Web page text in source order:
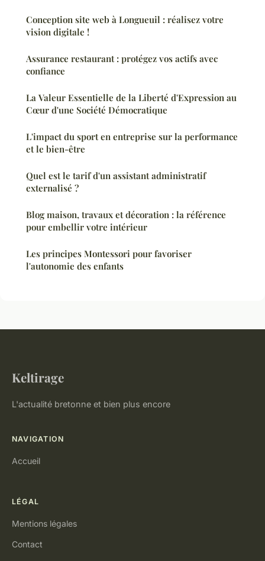
Conception site web à Longueuil : réalisez votre
vision digitale !
Assurance restaurant : protégez vos actifs avec
confiance
La Valeur Essentielle de la Liberté d'Expression au
Cœur d'une Société Démocratique
L'impact du sport en entreprise sur la performance
et le bien-être
Quel est le tarif d'un assistant administratif
externalisé ?
Blog maison, travaux et décoration : la référence
pour embellir votre intérieur
Les principes Montessori pour favoriser
l'autonomie des enfants
Keltirage
L'actualité bretonne et bien plus encore
NAVIGATION
Accueil
LÉGAL
Mentions légales
Contact